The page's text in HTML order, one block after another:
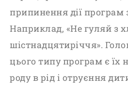
припинення дії програм
Наприклад, «Не гуляй з
шістнадцятиріччя».
цього типу програм є їх
роду в рід і отруєння